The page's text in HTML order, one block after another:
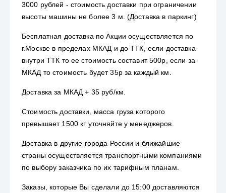
3000 рублей - стоимость доставки при ограничении
высоты машины не более 3 м. (Доставка в паркинг)
Бесплатная доставка по Акции осуществляется по
г.Москве в пределах МКАД и до ТТК, если доставка
внутри ТТК то ее стоимость составит 500р, если за
МКАД то стоимость будет 35р за каждый км.
Доставка за МКАД + 35 руб/км.
Стоимость доставки, масса груза которого
превышает 1500 кг уточняйте у менеджеров.
Доставка в другие города России и ближайшие
страны осуществляется транспортными компаниями
по выбору заказчика по их тарифным планам.
Заказы, которые Вы сделали до 15:00 доставляются